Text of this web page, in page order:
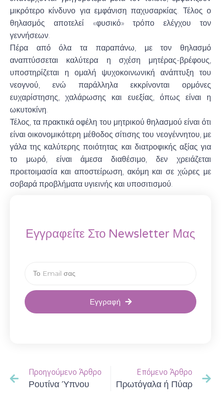
μικρότερο κίνδυνο για εμφάνιση παχυσαρκίας. Τέλος ο
θηλασμός αποτελεί «φυσικό» τρόπο ελέγχου τον
γεννήσεων.
Πέρα από όλα τα παραπάνω, με τον θηλασμό
αναπτύσσεται καλύτερα η σχέση μητέρας-βρέφους,
υποστηρίζεται η ομαλή ψυχοκοινωνική ανάπτυξη του
νεογνού, ενώ παράλληλα εκκρίνονται ορμόνες
ευχαρίστησης, χαλάρωσης και ευεξίας, όπως είναι η
ωκυτοκίνη.
Τέλος, τα πρακτικά οφέλη του μητρικού θηλασμού είναι ότι
είναι οικονομικότερη μέθοδος σίτισης του νεογέννητου, με
γάλα της καλύτερης ποιότητας και διατροφικής αξίας για
το μωρό, είναι άμεσα διαθέσιμο, δεν χρειάζεται
προετοιμασία και αποστείρωση, ακόμη και σε χώρες με
σοβαρά προβλήματα υγιεινής και υποσιτισμού.
Εγγραφείτε Στο Newsletter Μας
Εγγραφή
Προηγούμενο Άρθρο
Ρουτίνα Ύπνου
Επόμενο Άρθρο
Πρωτόγαλα ή Πύαρ